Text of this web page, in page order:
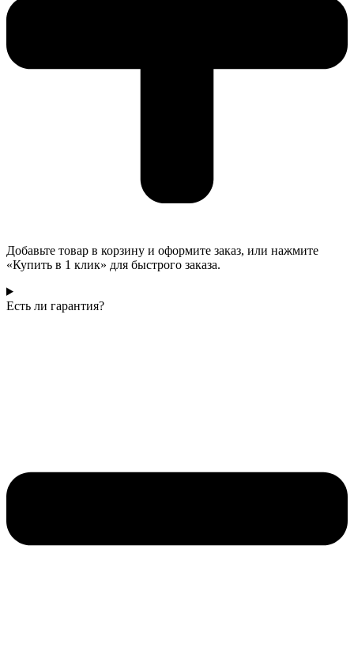
Добавьте товар в корзину и оформите заказ, или нажмите
«Купить в 1 клик» для быстрого заказа.
Есть ли гарантия?